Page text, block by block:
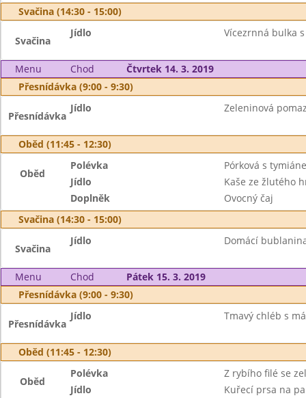
Svačina (14:30 - 15:00)
Svačina
Jídlo Vícezrnná bulka
Menu Chod
Čtvrtek 14. 3. 2019
Přesnídávka (9:00 - 9:30)
Přesnídávka
Jídlo Zeleninová
Oběd (11:45 - 12:30)
Oběd
Polévka
Pórková s
Jídlo
Kaše ze žlutého
Doplněk
Ovocný čaj
Svačina (14:30 - 15:00)
Svačina
Jídlo Domácí
Menu Chod
Pátek 15. 3. 2019
Přesnídávka (9:00 - 9:30)
Přesnídávka
Jídlo Tmavý chléb s
Oběd (11:45 - 12:30)
Oběd
Polévka
Z rybího filé se
Jídlo
Kuřecí prsa na